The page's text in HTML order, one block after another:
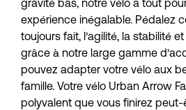
gravité bas, notre vélo a tout
expérience inégalable. Pédalez
toujours fait, l’agilité, la stabilité
grâce à notre large gamme
pouvez adapter votre vélo aux
famille. Votre vélo Urban Arrow
polyvalent que vous finirez